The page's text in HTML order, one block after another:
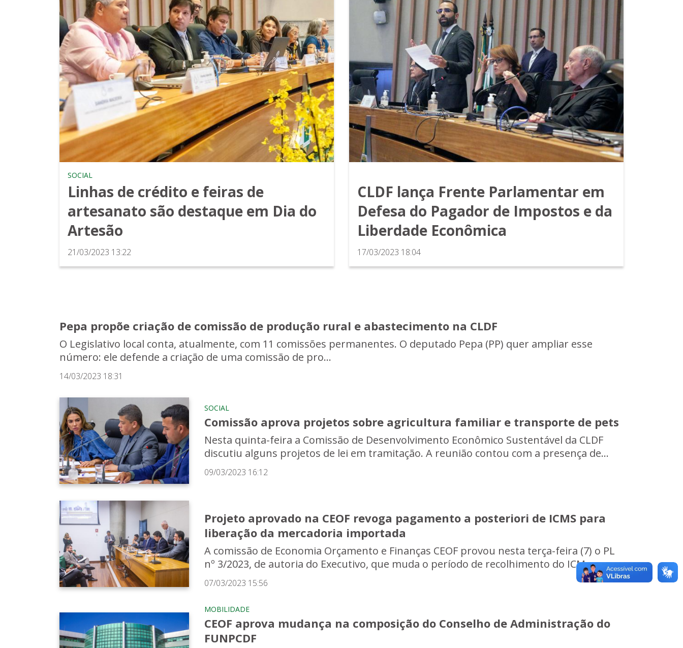
SOCIAL
Linhas de crédito e feiras de
artesanato são destaque em Dia do
Artesão
21/03/2023 13:22
CLDF lança Frente Parlamentar em
Defesa do Pagador de Impostos e da
Liberdade Econômica
17/03/2023 18:04
Pepa propõe criação de comissão de produção rural e abastecimento na CLDF
O Legislativo local conta, atualmente, com 11 comissões permanentes. O deputado Pepa (PP) quer ampliar esse
número: ele defende a criação de uma comissão de pro...
14/03/2023 18:31
SOCIAL
Comissão aprova projetos sobre agricultura familiar e transporte de pets
Nesta quinta-feira a Comissão de Desenvolvimento Econômico Sustentável da CLDF
discutiu alguns projetos de lei em tramitação. A reunião contou com a presença de...
09/03/2023 16:12
Projeto aprovado na CEOF revoga pagamento a posteriori de ICMS para
liberação da mercadoria importada
A comissão de Economia Orçamento e Finanças CEOF provou nesta terça-feira (7) o PL
nº 3/2023, de autoria do Executivo, que muda o período de recolhimento do ICM...
07/03/2023 15:56
MOBILIDADE
CEOF aprova mudança na composição do Conselho de Administração do
FUNPCDF